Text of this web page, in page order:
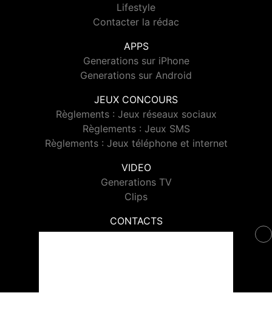
Lifestyle
Contacter la rédac
APPS
Generations sur iPhone
Generations sur Android
JEUX CONCOURS
Règlements : Jeux réseaux sociaux
Règlements : Jeux SMS
Règlements : Jeux téléphone et internet
VIDEO
Generations TV
Clips
CONTACTS
Contacter Generations